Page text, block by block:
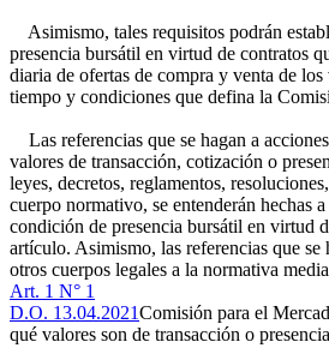
Asimismo, tales requisitos podrán
presencia bursátil en virtud de contratos
diaria de ofertas de compra y venta de
tiempo y condiciones que defina la
Las referencias que se hagan a
valores de transacción, cotización o
leyes, decretos, reglamentos,
cuerpo normativo, se entenderán hechas
condición de presencia bursátil en virtud
artículo. Asimismo, las referencias que se
otros cuerpos legales a la normativa
Art. 1 N° 1
D.O. 13.04.2021Comisión para el
qué valores son de transacción o